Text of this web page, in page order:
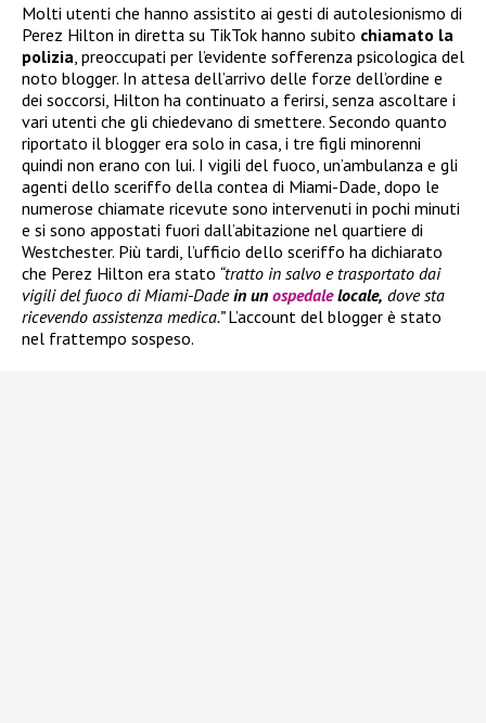
Molti utenti che hanno assistito ai gesti di autolesionismo di
Perez Hilton in diretta su TikTok hanno subito chiamato la
polizia , preoccupati per l’evidente sofferenza psicologica del
noto blogger. In attesa dell’arrivo delle forze dell’ordine e
dei soccorsi, Hilton ha continuato a ferirsi, senza ascoltare i
vari utenti che gli chiedevano di smettere. Secondo quanto
riportato il blogger era solo in casa, i tre figli minorenni
quindi non erano con lui. I vigili del fuoco, un’ambulanza e gli
agenti dello sceriffo della contea di Miami-Dade, dopo le
numerose chiamate ricevute sono intervenuti in pochi minuti
e si sono appostati fuori dall’abitazione nel quartiere di
Westchester. Più tardi, l’ufficio dello sceriffo ha dichiarato
che Perez Hilton era stato “tratto in salvo e trasportato dai
vigili del fuoco di Miami-Dadein un ospedalelocale, dove sta
ricevendo assistenza medica.”L’account del blogger è stato
nel frattempo sospeso.